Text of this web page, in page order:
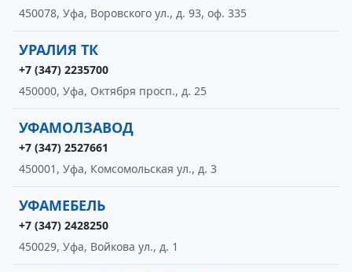
450078, Уфа, Воровского ул., д. 93, оф. 335
УРАЛИЯ ТК
+7 (347) 2235700
450000, Уфа, Октября просп., д. 25
УФАМОЛЗАВОД
+7 (347) 2527661
450001, Уфа, Комсомольская ул., д. 3
УФАМЕБЕЛЬ
+7 (347) 2428250
450029, Уфа, Войкова ул., д. 1